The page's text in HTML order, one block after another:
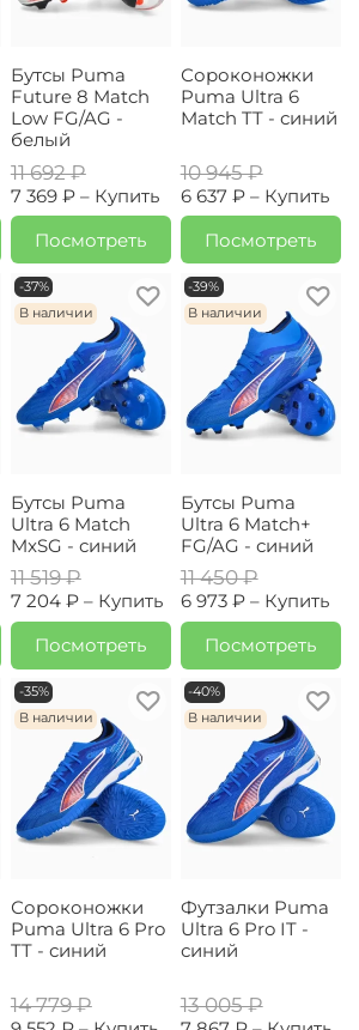
Бутсы Puma
Future 8 Match
Low FG/AG -
белый
11 692 ₽
7 369 ₽ – Купить
Посмотреть
Сороконожки
Puma Ultra 6
Match TT - синий
10 945 ₽
6 637 ₽ – Купить
Посмотреть
-37%
В наличии
Бутсы Puma
Ultra 6 Match
MxSG - синий
11 519 ₽
7 204 ₽ – Купить
Посмотреть
-39%
В наличии
Бутсы Puma
Ultra 6 Match+
FG/AG - синий
11 450 ₽
6 973 ₽ – Купить
Посмотреть
-35%
В наличии
Сороконожки
Puma Ultra 6 Pro
TT - синий
14 779 ₽
-40%
В наличии
Футзалки Puma
Ultra 6 Pro IT -
синий
13 005 ₽